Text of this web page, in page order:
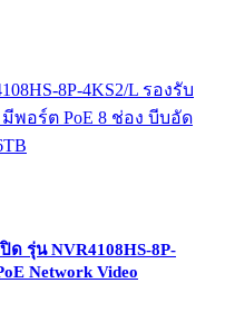
ด รุ่น NVR4108HS-8P-
Network Video